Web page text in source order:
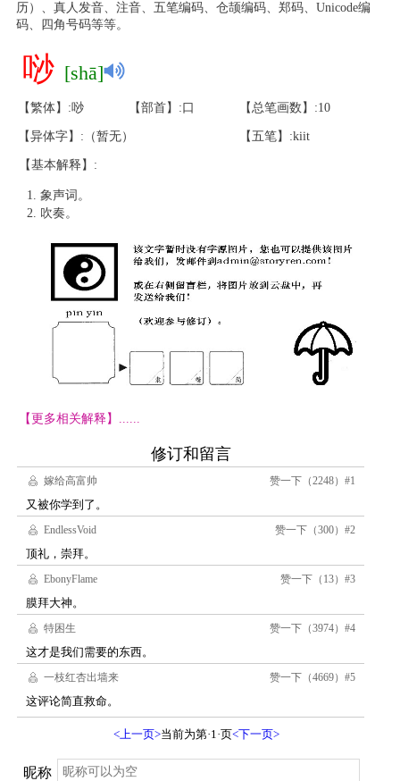
历）、真人发音、注音、五笔编码、仓颉编码、郑码、Unicode编
码、四角号码等等。
唦 [shā]
【繁体】:唦 【部首】:口 【总笔画数】:10
【异体字】:（暂无） 【五笔】:kiit
【基本解释】:
象声词。
吹奏。
【更多相关解释】......